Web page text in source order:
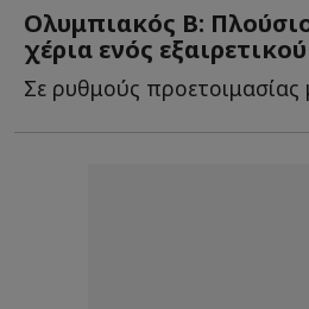
Ολυμπιακός Β:
χέρια ενός